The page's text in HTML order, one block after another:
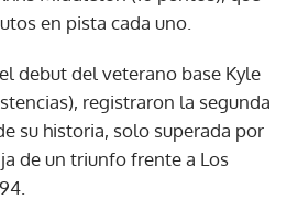
en pista cada uno.
debut del veterano base Kyle
registraron la segunda
su historia, solo superada por
de un triunfo frente a Los